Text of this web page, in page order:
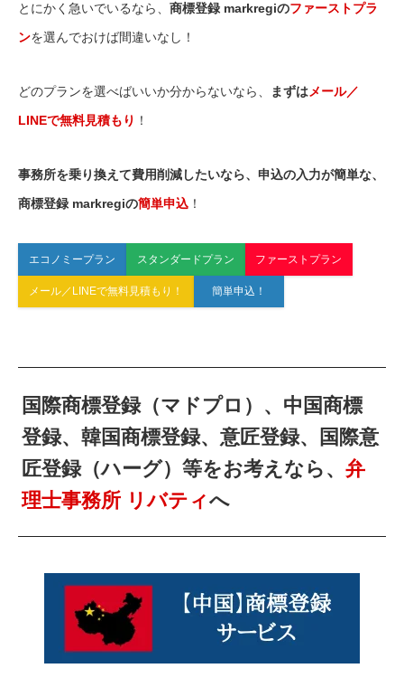
とにかく急いでいるなら、 商標登録 markregiのファーストプラ
ンを選んでおけば間違いなし！
どのプランを選べばいいか分からないなら、 まずはメール／
LINEで無料見積もり ！
事務所を乗り換えて費用削減したいなら、申込の入力が簡単な、
商標登録 markregiの簡単申込 ！
エコノミープラン スタンダードプラン ファーストプラン
メール／LINEで無料見積もり！ 簡単申込！
国際商標登録（マドプロ）、中国商標
登録、韓国商標登録、意匠登録、国際意
匠登録（ハーグ）等をお考えなら、弁
理士事務所 リバティへ